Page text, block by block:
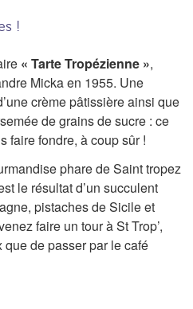
!
« Tarte Tropézienne »,
Micka en 1955. Une
crème pâtissière ainsi que
de grains de sucre : ce
faire fondre, à coup sûr !
phare de Saint tropez
le résultat d’un succulent
pistaches de Sicile et
faire un tour à St Trop’,
que de passer par le café